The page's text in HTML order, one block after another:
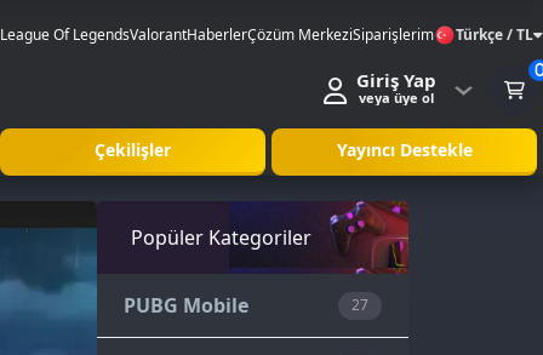
League Of LegendsValorantHaberlerÇözüm MerkeziSiparişlerim Türkçe / TL
Giriş Yap
veya üye ol
Çekilişler Yayıncı Destekle
Popüler Kategoriler
PUBG Mobile 27